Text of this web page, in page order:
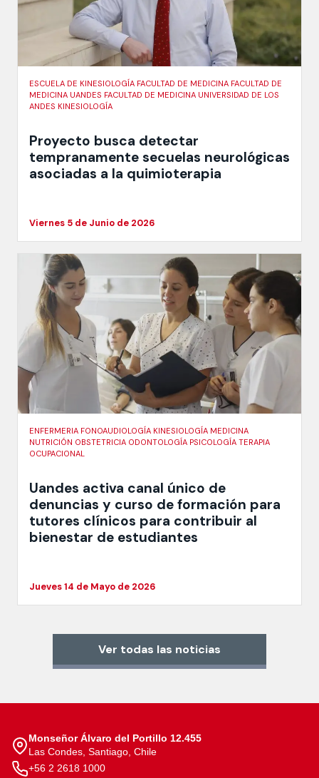
ESCUELA DE KINESIOLOGÍA FACULTAD DE MEDICINA FACULTAD DE
MEDICINA UANDES FACULTAD DE MEDICINA UNIVERSIDAD DE LOS
ANDES KINESIOLOGÍA
Proyecto busca detectar
tempranamente secuelas neurológicas
asociadas a la quimioterapia
Viernes 5 de Junio de 2026
ENFERMERIA FONOAUDIOLOGÍA KINESIOLOGÍA MEDICINA
NUTRICIÓN OBSTETRICIA ODONTOLOGÍA PSICOLOGÍA TERAPIA
OCUPACIONAL
Uandes activa canal único de
denuncias y curso de formación para
tutores clínicos para contribuir al
bienestar de estudiantes
Jueves 14 de Mayo de 2026
Ver todas las noticias
Monseñor Álvaro del Portillo 12.455
Las Condes, Santiago, Chile
+56 2 2618 1000